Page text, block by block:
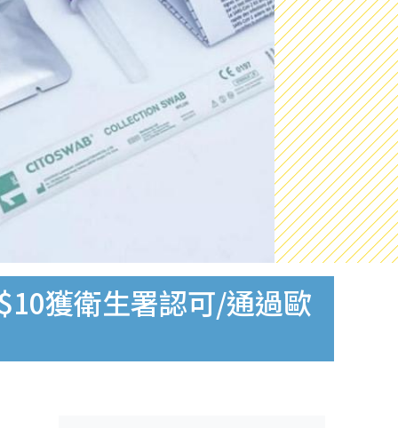
獲衛生署認可/通過歐